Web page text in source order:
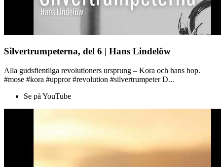
Silvertrumpeterna, del 6 | Hans Lindelöw
Alla gudsfientliga revolutioners ursprung – Kora och hans hop.
#mose #kora #uppror #revolution #silvertrumpeter D...
Se på YouTube